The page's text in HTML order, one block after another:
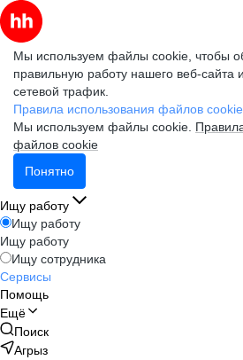
Мы используем файлы cookie, чтобы
правильную работу нашего веб-сайта
сетевой трафик.
Правила использования файлов cookie
Мы используем файлы cookie.
файлов cookie
Понятно
Ищу работу
Ищу работу
Ищу работу
Ищу сотрудника
Сервисы
Помощь
Ещё
Поиск
Агрыз